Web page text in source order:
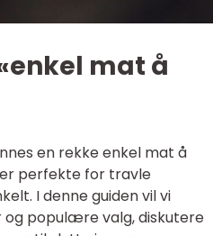
mat å
en rekke enkel mat å
perfekte for travle
I denne guiden vil vi
populære valg, diskutere